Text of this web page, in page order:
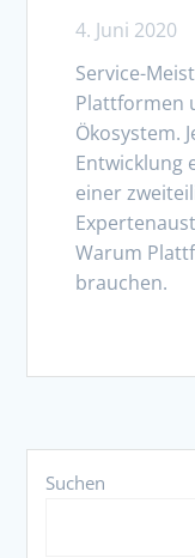
4. Juni 2020
Service-
Plattformen
Ökosystem.
Entwicklung
einer
Warum
brauchen.
Suchen